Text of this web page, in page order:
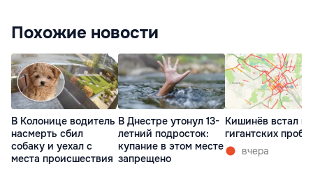
Похожие новости
В Колонице водитель
насмерть сбил
собаку и уехал с
места происшествия
В Днестре утонул 13-
летний подросток:
купание в этом месте
запрещено
Кишинёв встал в
гигантских
вчера